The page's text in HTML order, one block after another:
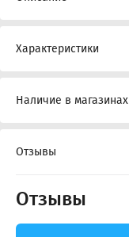
Характеристики
Наличие в магазинах
Отзывы
Отзывы